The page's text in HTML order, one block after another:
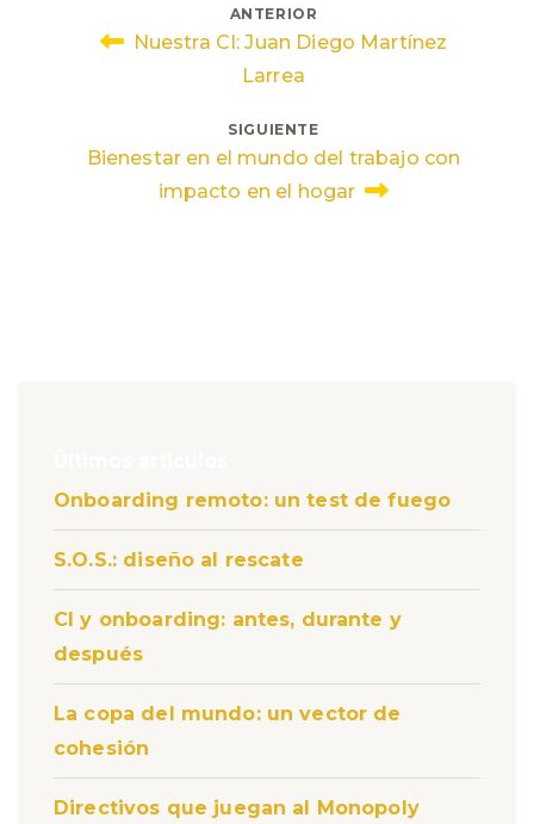
Navegación
entradas
ANTERIOR
Nuestra CI: Juan Diego Martínez
Larrea
SIGUIENTE
Bienestar en el mundo del trabajo con
impacto en el hogar
Onboarding remoto: un test de fuego
S.O.S.: diseño al rescate
CI y onboarding: antes, durante y
después
La copa del mundo: un vector de
cohesión
Directivos que juegan al Monopoly